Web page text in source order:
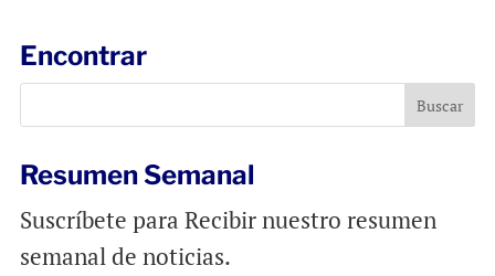
o
k
p
Encontrar
Resumen Semanal
Suscríbete para Recibir nuestro resumen
semanal de noticias.